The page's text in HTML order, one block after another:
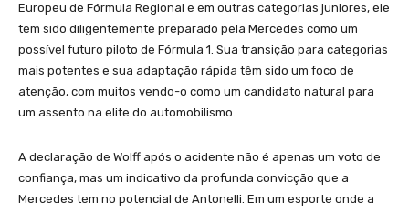
Europeu de Fórmula Regional e em outras categorias juniores, ele
tem sido diligentemente preparado pela Mercedes como um
possível futuro piloto de Fórmula 1. Sua transição para categorias
mais potentes e sua adaptação rápida têm sido um foco de
atenção, com muitos vendo-o como um candidato natural para
um assento na elite do automobilismo.
A declaração de Wolff após o acidente não é apenas um voto de
confiança, mas um indicativo da profunda convicção que a
Mercedes tem no potencial de Antonelli. Em um esporte onde a